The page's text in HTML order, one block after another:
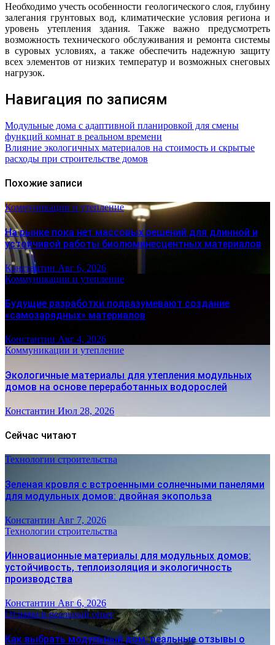
Необходимо учесть особенности геологического слоя, глубину
залегания грунтовых вод, климатические условия региона и
уровень утепления здания. Также важно предусмотреть
возможность технического обслуживания и ремонта системы
в суровых условиях, а также обеспечить надежную защиту
всех элементов от низких температур и возможных снеговых
нагрузок.
Навигация по записям
Модульные дома с адаптивной планировкой для смены
функций комнат в реальном времени
Влияние экологичных материалов на стоимость и скрытые
расходы при строительстве домов
Похожие записи
Коммуникации и утепление
На рынке пока нет массовых решений для длинной и
устойчивой работы биолюминесцентных материалов
Константин Авг 6, 2026
Коммуникации и утепление
Будущие разработки подразумевают создание
«самозарядных» материалов
Константин Авг 4, 2026
Коммуникации и утепление
Экологичные материалы для утепления модульных
домов на основе переработанных водорослей
Константин Июл 28, 2026
Сейчас читают
Технологии строительства
Зеленая кровля с встроенными солнечными панелями
для модульных домов: двойная экопольза
Константин Авг 7, 2026
Технологии строительства
Инновационные материалы для модульных домов:
устойчивость, теплоизоляция и экологичность
производства
Константин Авг 6, 2026
Отзывы и реальный опыт
Как выбрать модульный дом: реальные отзывы о